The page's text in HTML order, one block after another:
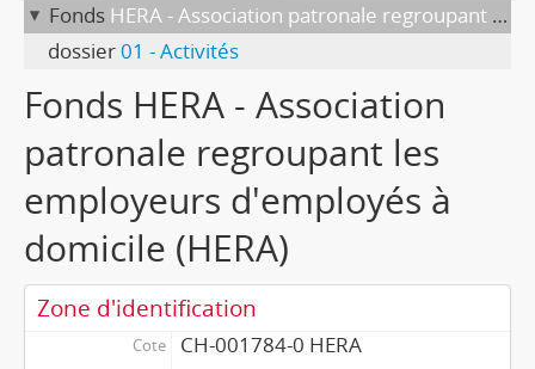
Fonds HERA - Association patronale regroupant les employeurs d'employés à domicile (HERA)
dossier01 - Activités
Fonds HERA - Association
patronale regroupant les
employeurs d'employés à
domicile (HERA)
Zone d'identification
Cote CH-001784-0 HERA